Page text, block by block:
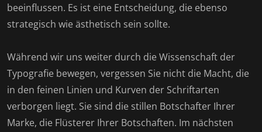
beeinflussen. Es ist eine Entscheidung, die ebenso
strategisch wie ästhetisch sein sollte.
Während wir uns weiter durch die Wissenschaft der
Typografie bewegen, vergessen Sie nicht die Macht, die
in den feinen Linien und Kurven der Schriftarten
verborgen liegt. Sie sind die stillen Botschafter Ihrer
Marke, die Flüsterer Ihrer Botschaften. Im nächsten